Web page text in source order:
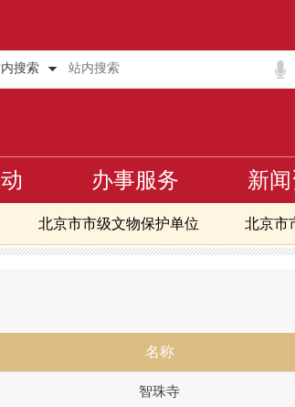
搜索
办事服务 新
北京市市级文物保护单位 北京市
制地带>第十批划定文保单位的保护范围及
名称
智珠寺